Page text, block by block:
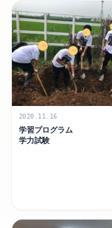
2020.11.16
学習プログラム
学力試験